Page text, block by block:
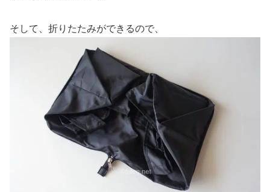
そして、折りたたみができるので、